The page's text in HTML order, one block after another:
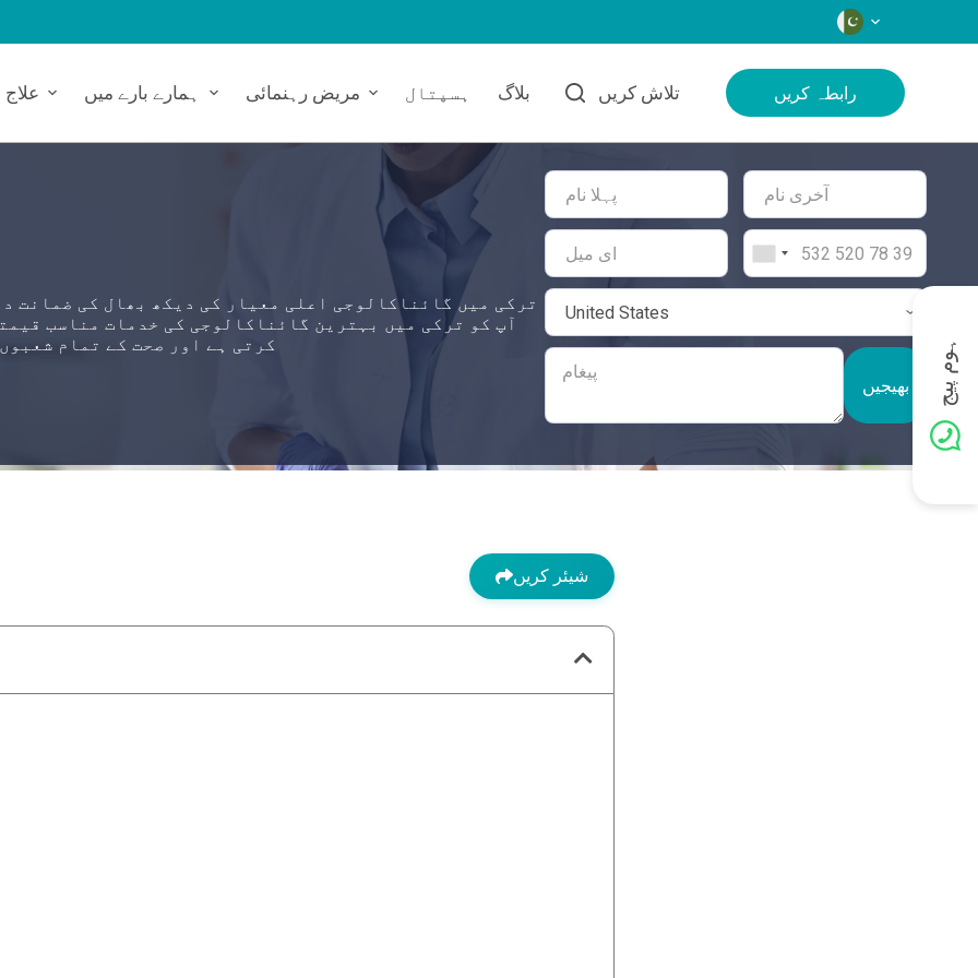
زبانیں
علاج ہمارے بارے میں مریض رہنمائی ہسپتال بلاگ تلاش کریں رابطہ کریں
ترکی میں گائناکالوجی اعلی معیار کی دیکھ بھال کی ضمانت
کرتی ہے اور صحت کے تمام
بھیجیں
شیئر کریں
ہوم پیج